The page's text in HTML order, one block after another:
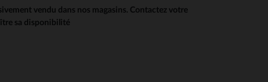
vendu dans nos magasins. Contactez votre
sa disponibilité